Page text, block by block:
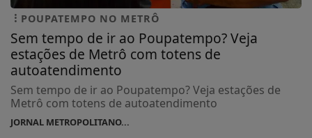
POUPATEMPO NO METRÔ
Sem tempo de ir ao Poupatempo? Veja
estações de Metrô com totens de
autoatendimento
Sem tempo de ir ao Poupatempo? Veja estações de
Metrô com totens de autoatendimento
JORNAL METROPOLITANO...